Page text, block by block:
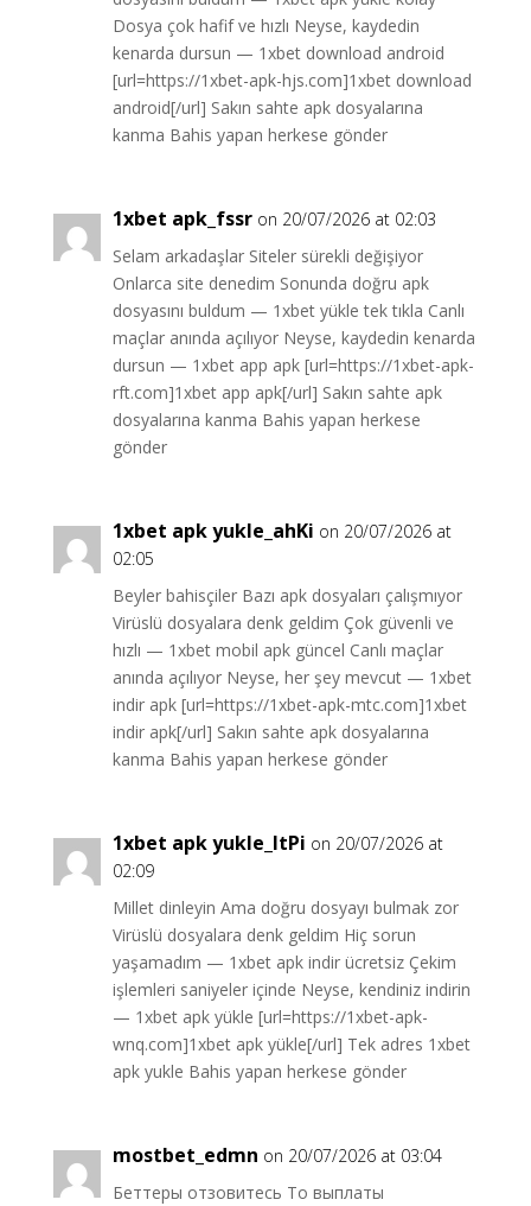
Dosya çok hafif ve hızlı Neyse, kaydedin
kenarda dursun — 1xbet download android
[url=https://1xbet-apk-hjs.com]1xbet download
android[/url] Sakın sahte apk dosyalarına
kanma Bahis yapan herkese gönder
1xbet apk_fssr on 20/07/2026 at 02:03
Selam arkadaşlar Siteler sürekli değişiyor
Onlarca site denedim Sonunda doğru apk
dosyasını buldum — 1xbet yükle tek tıkla Canlı
maçlar anında açılıyor Neyse, kaydedin kenarda
dursun — 1xbet app apk [url=https://1xbet-apk-
rft.com]1xbet app apk[/url] Sakın sahte apk
dosyalarına kanma Bahis yapan herkese
gönder
1xbet apk yukle_ahKi on 20/07/2026 at
02:05
Beyler bahisçiler Bazı apk dosyaları çalışmıyor
Virüslü dosyalara denk geldim Çok güvenli ve
hızlı — 1xbet mobil apk güncel Canlı maçlar
anında açılıyor Neyse, her şey mevcut — 1xbet
indir apk [url=https://1xbet-apk-mtc.com]1xbet
indir apk[/url] Sakın sahte apk dosyalarına
kanma Bahis yapan herkese gönder
1xbet apk yukle_ltPi on 20/07/2026 at
02:09
Millet dinleyin Ama doğru dosyayı bulmak zor
Virüslü dosyalara denk geldim Hiç sorun
yaşamadım — 1xbet apk indir ücretsiz Çekim
işlemleri saniyeler içinde Neyse, kendiniz indirin
— 1xbet apk yükle [url=https://1xbet-apk-
wnq.com]1xbet apk yükle[/url] Tek adres 1xbet
apk yukle Bahis yapan herkese gönder
mostbet_edmn on 20/07/2026 at 03:04
Беттеры отзовитесь То выплаты